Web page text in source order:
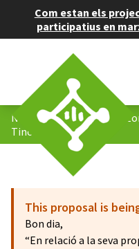
Com estan els
participatius en
Nova ordenança de la la
Tinc una proposta!
This proposal is
Bon dia,
“En relació a la seva